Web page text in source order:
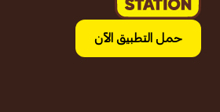
حمل التطبيق الآن